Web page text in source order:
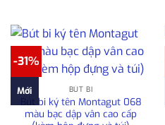
-31%
Mới BÚT BI
Bút bi ký tên Montagut 068
màu bạc dập vân cao cấp